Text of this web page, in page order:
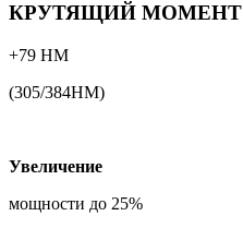
КРУТЯЩИЙ МОМЕНТ
+79 НМ
(305/384НМ)
Увеличение
мощности до 25%